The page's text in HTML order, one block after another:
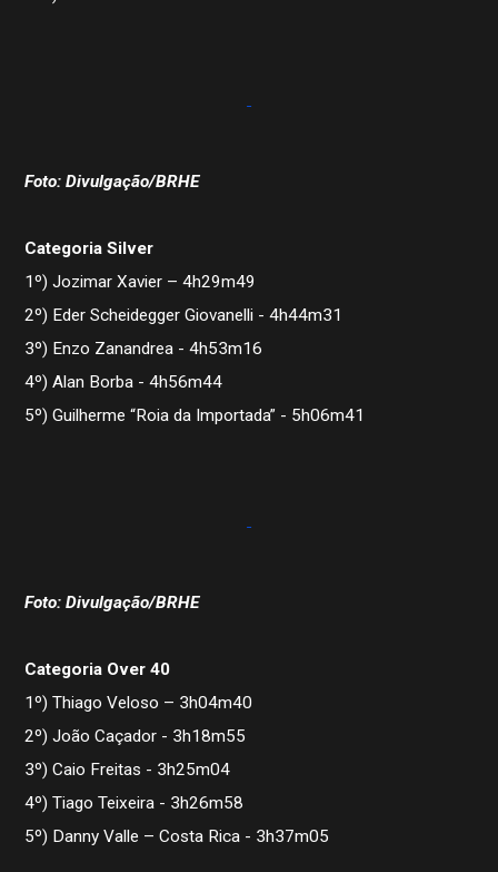
Foto: Divulgação/BRHE
Categoria Silver
1º) Jozimar Xavier – 4h29m49
2º) Eder Scheidegger Giovanelli - 4h44m31
3º) Enzo Zanandrea - 4h53m16
4º) Alan Borba - 4h56m44
5º) Guilherme “Roia da Importada” - 5h06m41
Foto: Divulgação/BRHE
Categoria Over 40
1º) Thiago Veloso – 3h04m40
2º) João Caçador - 3h18m55
3º) Caio Freitas - 3h25m04
4º) Tiago Teixeira - 3h26m58
5º) Danny Valle – Costa Rica - 3h37m05